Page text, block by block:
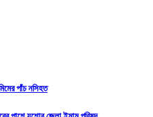
পাঁচ নসিহত